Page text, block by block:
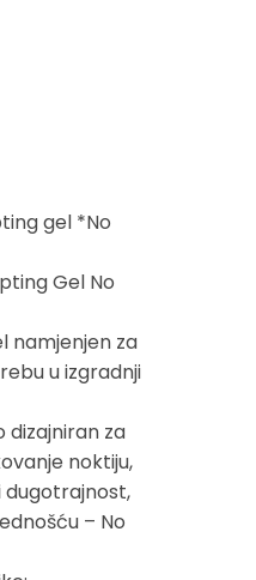
gel *No
Gel No
namjenjen za
u izgradnji
dizajniran za
noktiju,
dugotrajnost,
– No